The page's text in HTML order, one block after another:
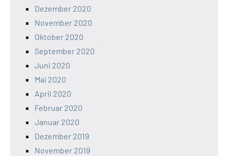
Dezember 2020
November 2020
Oktober 2020
September 2020
Juni 2020
Mai 2020
April 2020
Februar 2020
Januar 2020
Dezember 2019
November 2019